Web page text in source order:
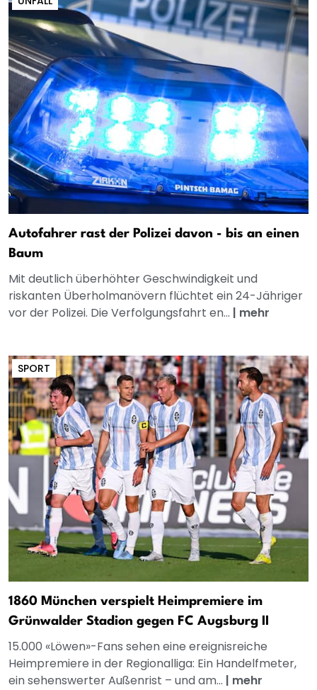
Autofahrer rast der Polizei davon - bis an einen
Baum
Mit deutlich überhöhter Geschwindigkeit und
riskanten Überholmanövern flüchtet ein 24-Jähriger
vor der Polizei. Die Verfolgungsfahrt en... | mehr
SPORT
1860 München verspielt Heimpremiere im
Grünwalder Stadion gegen FC Augsburg II
15.000 «Löwen»-Fans sehen eine ereignisreiche
Heimpremiere in der Regionalliga: Ein Handelfmeter,
ein sehenswerter Außenrist – und am... | mehr